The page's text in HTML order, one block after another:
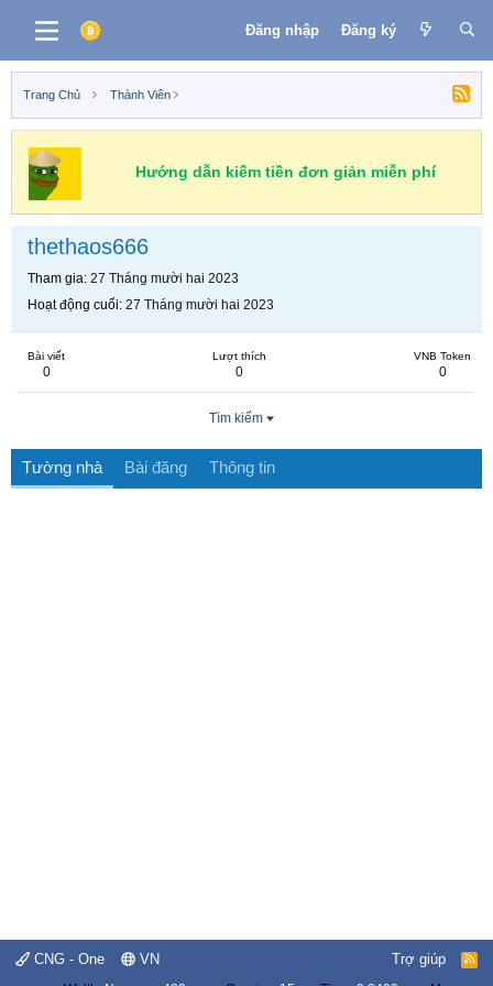
Đăng nhập Đăng ký
Trang Chủ Thành Viên
Hướng dẫn kiếm tiền đơn giản miễn phí
thethaos666
Tham gia 27 Tháng mười hai 2023
Hoạt động cuối 27 Tháng mười hai 2023
Bài viết
0
Lượt thích
0
VNB Token
0
Tìm kiếm
Tường nhà Bài đăng Thông tin
CNG - One VN Trợ giúp
R